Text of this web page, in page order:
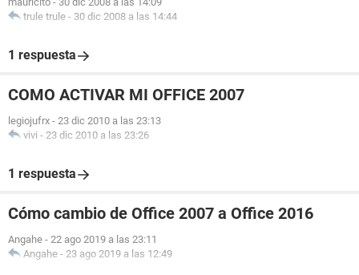
trule trule - 30 dic 2008 a las 14:44
1 respuesta
COMO ACTIVAR MI OFFICE 2007
legiojufrx - 23 dic 2010 a las 23:13
vivi - 23 dic 2010 a las 23:26
1 respuesta
Cómo cambio de Office 2007 a Office 2016
Angahe - 22 ago 2019 a las 23:11
Angahe - 23 ago 2019 a las 12:49